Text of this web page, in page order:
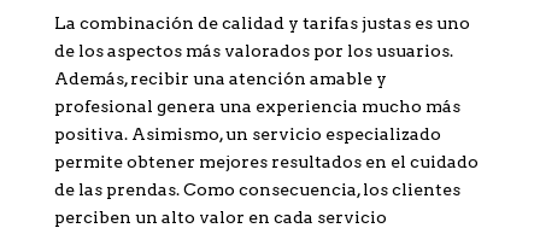
La combinación de calidad y tarifas justas es uno
de los aspectos más valorados por los usuarios.
Además, recibir una atención amable y
profesional genera una experiencia mucho más
positiva. Asimismo, un servicio especializado
permite obtener mejores resultados en el cuidado
de las prendas. Como consecuencia, los clientes
perciben un alto valor en cada servicio